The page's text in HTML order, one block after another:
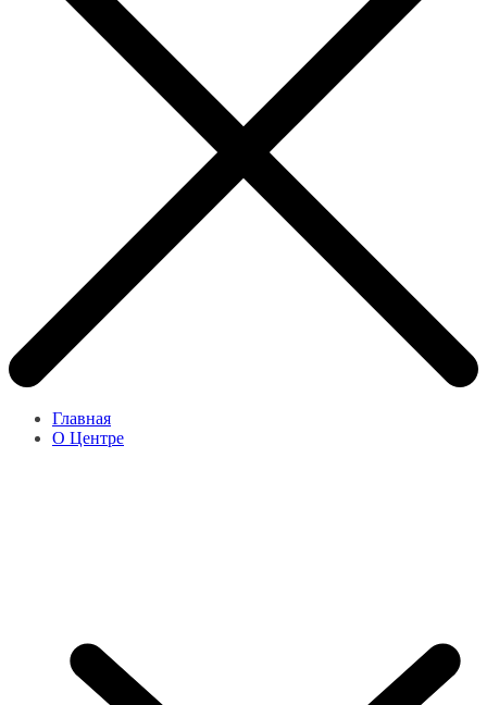
Главная
О Центре